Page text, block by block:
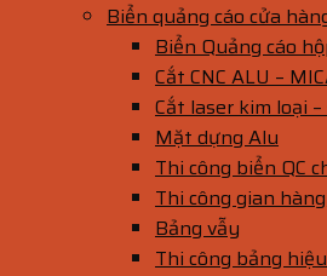
Biển quảng cáo cửa
Biển Quảng cáo
Cắt CNC ALU –
Cắt laser kim loại
Mặt dựng Alu
Thi công biển QC
Thi công gian
Bảng vẫy
Thi công bảng